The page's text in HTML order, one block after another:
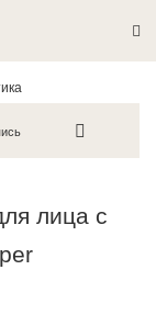
лица с